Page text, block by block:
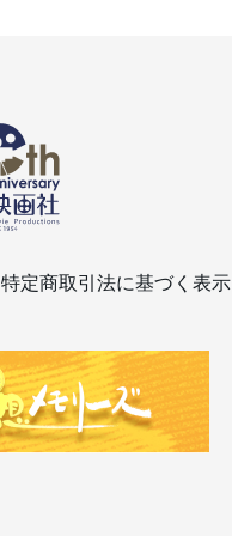
特定商取引法に基づく表示